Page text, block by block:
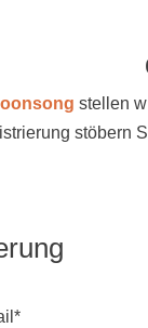
stellen
stöbern
*